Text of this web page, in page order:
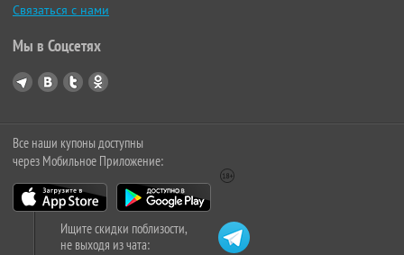
Связаться с нами
Мы в Соцсетях
Все наши купоны доступны
через Мобильное Приложение:
Ищите скидки поблизости,
не выходя из чата: